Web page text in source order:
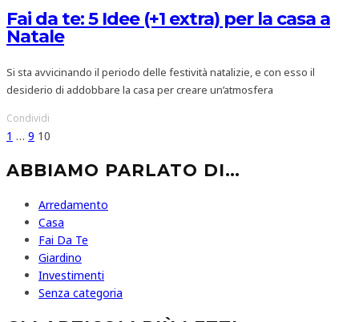
Fai da te: 5 Idee (+1 extra) per la casa a
Natale
Si sta avvicinando il periodo delle festività natalizie, e con esso il
desiderio di addobbare la casa per creare un’atmosfera
Condividi
1 … 9 10
ABBIAMO PARLATO DI…
Arredamento
Casa
Fai Da Te
Giardino
Investimenti
Senza categoria